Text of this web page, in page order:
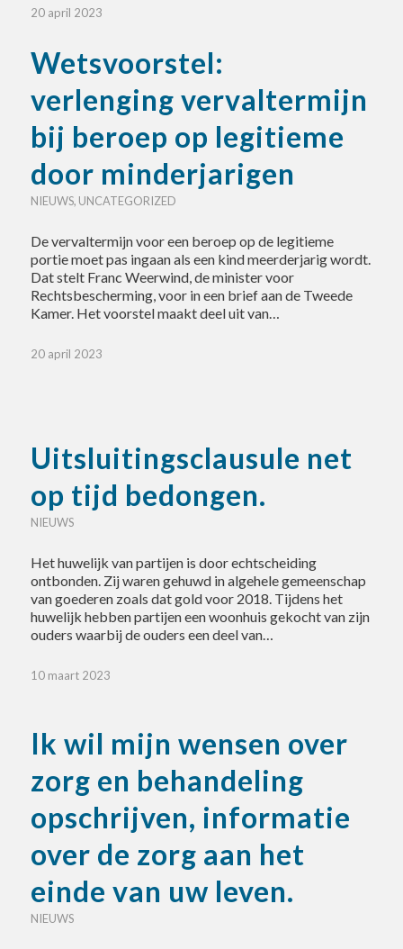
20 april 2023
Wetsvoorstel:
verlenging vervaltermijn
bij beroep op legitieme
door minderjarigen
NIEUWS, UNCATEGORIZED
De vervaltermijn voor een beroep op de legitieme
portie moet pas ingaan als een kind meerderjarig wordt.
Dat stelt Franc Weerwind, de minister voor
Rechtsbescherming, voor in een brief aan de Tweede
Kamer. Het voorstel maakt deel uit van…
20 april 2023
Uitsluitingsclausule net
op tijd bedongen.
NIEUWS
Het huwelijk van partijen is door echtscheiding
ontbonden. Zij waren gehuwd in algehele gemeenschap
van goederen zoals dat gold voor 2018. Tijdens het
huwelijk hebben partijen een woonhuis gekocht van zijn
ouders waarbij de ouders een deel van…
10 maart 2023
Ik wil mijn wensen over
zorg en behandeling
opschrijven, informatie
over de zorg aan het
einde van uw leven.
NIEUWS